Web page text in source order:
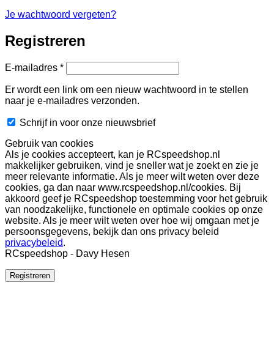
Je wachtwoord vergeten?
Registreren
E-mailadres *Vereist
Er wordt een link om een nieuw wachtwoord in te stellen
naar je e-mailadres verzonden.
Schrijf in voor onze nieuwsbrief
Gebruik van cookies
Als je cookies accepteert, kan je RCspeedshop.nl
makkelijker gebruiken, vind je sneller wat je zoekt en zie je
meer relevante informatie. Als je meer wilt weten over deze
cookies, ga dan naar www.rcspeedshop.nl/cookies. Bij
akkoord geef je RCspeedshop toestemming voor het gebruik
van noodzakelijke, functionele en optimale cookies op onze
website. Als je meer wilt weten over hoe wij omgaan met je
persoonsgegevens, bekijk dan ons privacy beleid
privacybeleid.
RCspeedshop - Davy Hesen
Registreren